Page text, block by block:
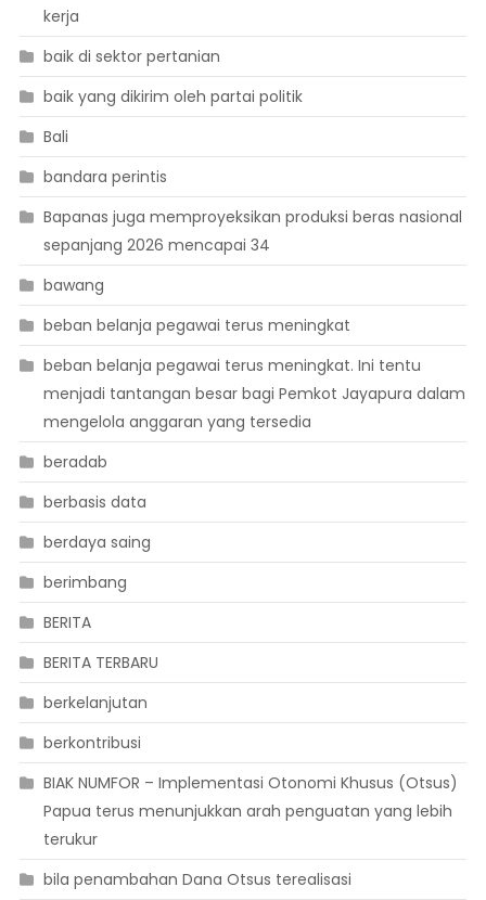
kerja
baik di sektor pertanian
baik yang dikirim oleh partai politik
Bali
bandara perintis
Bapanas juga memproyeksikan produksi beras nasional
sepanjang 2026 mencapai 34
bawang
beban belanja pegawai terus meningkat
beban belanja pegawai terus meningkat. Ini tentu
menjadi tantangan besar bagi Pemkot Jayapura dalam
mengelola anggaran yang tersedia
beradab
berbasis data
berdaya saing
berimbang
BERITA
BERITA TERBARU
berkelanjutan
berkontribusi
BIAK NUMFOR – Implementasi Otonomi Khusus (Otsus)
Papua terus menunjukkan arah penguatan yang lebih
terukur
bila penambahan Dana Otsus terealisasi